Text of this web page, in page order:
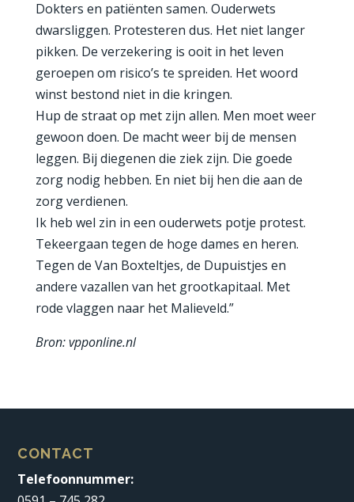
Dokters en patiënten samen. Ouderwets
dwarsliggen. Protesteren dus. Het niet langer
pikken. De verzekering is ooit in het leven
geroepen om risico’s te spreiden. Het woord
winst bestond niet in die kringen.
Hup de straat op met zijn allen. Men moet weer
gewoon doen. De macht weer bij de mensen
leggen. Bij diegenen die ziek zijn. Die goede
zorg nodig hebben. En niet bij hen die aan de
zorg verdienen.
Ik heb wel zin in een ouderwets potje protest.
Tekeergaan tegen de hoge dames en heren.
Tegen de Van Boxteltjes, de Dupuistjes en
andere vazallen van het grootkapitaal. Met
rode vlaggen naar het Malieveld.”
Bron: vpponline.nl
CONTACT
Telefoonnummer: